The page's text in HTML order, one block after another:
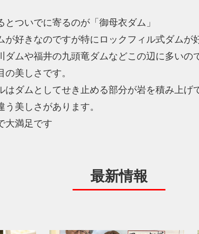
とついでに寄るのが「御母衣ダム」
が好きなのですが特にロックフィル式ダムが
ダムや福井の九頭竜ダムなどこの辺に多いの
の美しさです。
はダムとしてせき止める部分が岩を積み上げ
う美しさがあります。
大満足です
最新情報